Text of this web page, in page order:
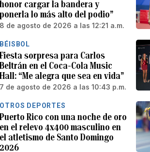
honor cargar la bandera y
ponerla lo más alto del podio”
8 de agosto de 2026 a las 12:21 a.m.
BÉISBOL
Fiesta sorpresa para Carlos
Beltrán en el Coca-Cola Music
Hall: “Me alegra que sea en vida”
7 de agosto de 2026 a las 10:43 p.m.
OTROS DEPORTES
Puerto Rico con una noche de oro
en el relevo 4x400 masculino en
el atletismo de Santo Domingo
2026